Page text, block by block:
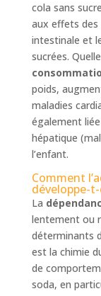
cola sans
aux effets des
intestinale et
sucrées.
poids,
maladies
également
hépatique
l’enfant.
Comment
développe-t-
La
lentement ou
déterminants
est la chimie
de
soda, en